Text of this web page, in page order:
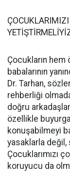
ÇOCUKLARIMIZI
Çocukların
babalarının
Dr. Tarhan,
rehberliği
doğru
özellikle
konuşabilmeyi
yasaklarla
Çocuklarımızı
koruyucu da